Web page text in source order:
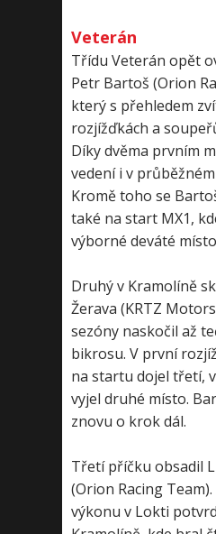
Veterán
Třídu Veterán opět
Petr Bartoš (Orion
který s přehledem
rozjížďkách a
Díky dvěma prvním
vedení i v
Kromě toho se
také na start MX1,
výborné deváté
Druhý v Kramolíně
Žerava (KRTZ
sezóny naskočil až
bikrosu. V první
na startu dojel třetí,
vyjel druhé místo.
znovu o krok dál.
Třetí příčku obsadil
(Orion Racing
výkonu v Lokti